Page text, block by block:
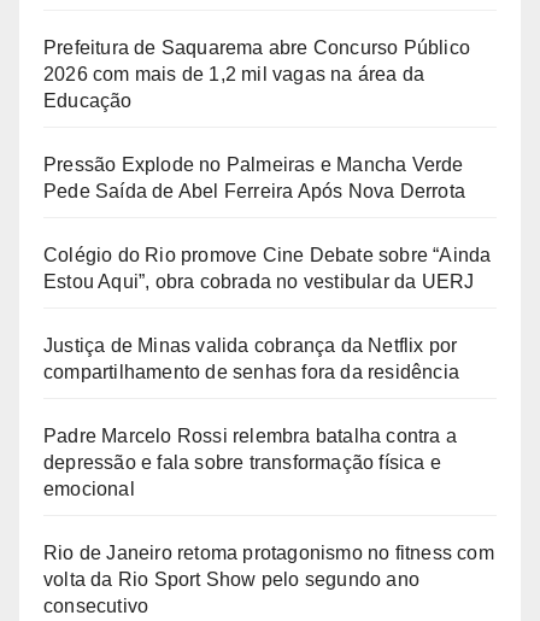
Prefeitura de Saquarema abre Concurso Público
2026 com mais de 1,2 mil vagas na área da
Educação
Pressão Explode no Palmeiras e Mancha Verde
Pede Saída de Abel Ferreira Após Nova Derrota
Colégio do Rio promove Cine Debate sobre “Ainda
Estou Aqui”, obra cobrada no vestibular da UERJ
Justiça de Minas valida cobrança da Netflix por
compartilhamento de senhas fora da residência
Padre Marcelo Rossi relembra batalha contra a
depressão e fala sobre transformação física e
emocional
Rio de Janeiro retoma protagonismo no fitness com
volta da Rio Sport Show pelo segundo ano
consecutivo